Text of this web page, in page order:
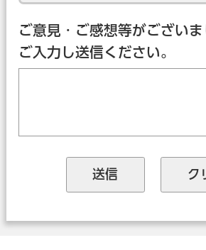
ご意見・ご感想等がござい
ご入力し送信ください。